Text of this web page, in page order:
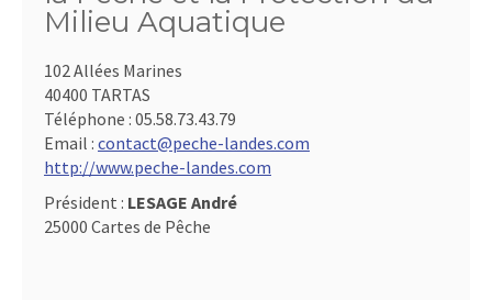
Milieu Aquatique
102 Allées Marines
40400 TARTAS
Téléphone : 05.58.73.43.79
Email : contact@peche-landes.com
http://www.peche-landes.com
Président : LESAGE André
25000 Cartes de Pêche